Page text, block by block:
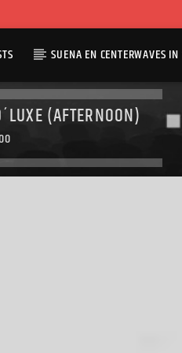
SUENA EN CENTERWAVES IN
(AFTERNOON)